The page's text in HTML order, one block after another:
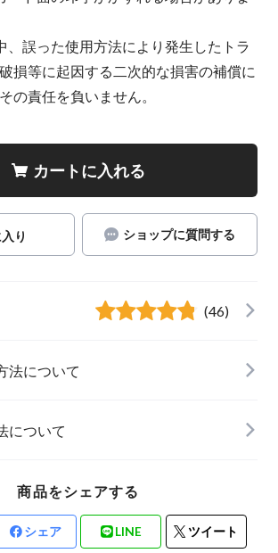
、誤った使用方法により発生したトラ
損等に起因する二次的な損害の補償に
の責任を負いません。
カートに入れる
り ショップに質問する
(46)
法について
について
商品をシェアする
シェア LINE ツイート